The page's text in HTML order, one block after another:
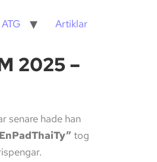
Artiklar
2025 –
senare hade han
tog